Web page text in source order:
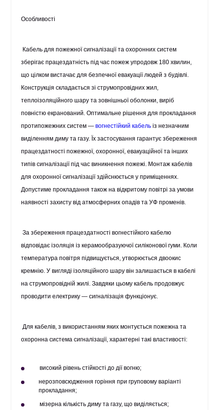
Особливості
Кабель для пожежної сигналізаціїта охоронних систем
зберігає працездатність під час пожеж упродовж 180 хвилин,
що цілком вистачає для безпечної евакуації людей з будівлі.
Конструкція складається зі струмопровідних жил,
теплоізоляційного шару та зовнішньої оболонки, виріб
повністю екранований. Оптимальне рішення для прокладання
протипожежних систем —вогнестійкий кабель із незначним
виділенням диму та газу. Їх застосування гарантує збереження
працездатності пожежної, охоронної, евакуаційної та інших
типів сигналізації під час виникнення пожежі. Монтажкабелів
для охоронної сигналізаціїздійснюється у приміщеннях.
Допустиме прокладання також на відкритому повітрі за умови
наявності захисту від атмосферних опадів та УФ променів.
За збереження працездатності вогнестійкого кабелю
відповідає ізоляція із керамообразуючої силіконової гуми. Коли
температура повітря підвищується, утворюється двоокис
кремнію. У вигляді ізоляційного шару він залишається в кабелі
на струмопровідній жилі. Завдяки цьому кабель продовжує
проводити електрику — сигналізація функціонує.
Для кабелів, з використанням яких монтується пожежна та
охоронна система сигналізації, характерні такі властивості:
високий рівень стійкості до дії вогню;
нерозповсюдження горіння при груповому варіанті
прокладання;
мізерна кількість диму та газу, що виділяється;